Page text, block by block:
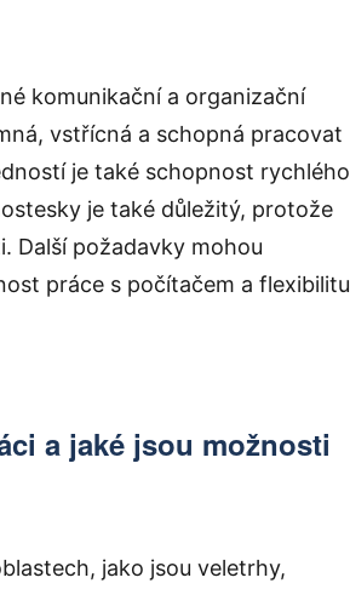
komunikační a organizační
vstřícná a schopná pracovat
je také schopnost rychlého
je také důležitý, protože
Další požadavky mohou
práce s počítačem a flexibilitu
a jaké jsou možnosti
jako jsou veletrhy,